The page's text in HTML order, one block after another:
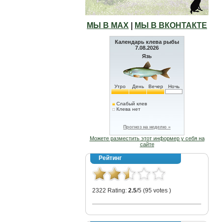
МЫ В МАХ МЫ В ВКОНТАКТЕ
Календарь клева рыбы
7.08.2026
Язь
Утро День Вечер Ночь
Слабый клев
Клева нет
Прогноз на неделю »
Можете разместить этот информер у себя на
сайте
Рейтинг
2322 Rating: 2.5/5 (95 votes )